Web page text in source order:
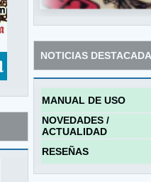
NOTICIAS
MANUAL DE USO
NOVEDADES /
ACTUALIDAD
RESEÑAS